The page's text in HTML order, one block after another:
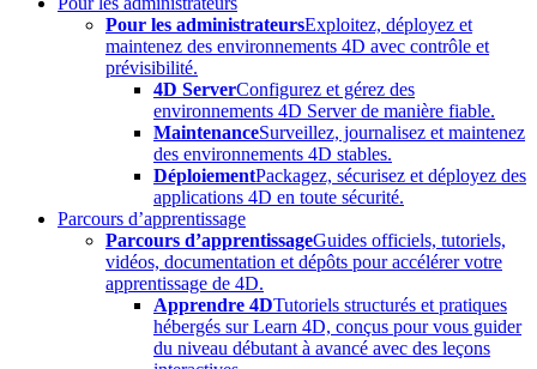
Pour les administrateursExploitez, déployez et
maintenez des environnements 4D avec contrôle et
prévisibilité.
4D ServerConfigurez et gérez des
environnements 4D Server de manière fiable.
MaintenanceSurveillez, journalisez et maintenez
des environnements 4D stables.
DéploiementPackagez, sécurisez et déployez des
applications 4D en toute sécurité.
Parcours d’apprentissage
Parcours d’apprentissageGuides officiels, tutoriels,
vidéos, documentation et dépôts pour accélérer votre
apprentissage de 4D.
Apprendre 4DTutoriels structurés et pratiques
hébergés sur Learn 4D, conçus pour vous guider
du niveau débutant à avancé avec des leçons